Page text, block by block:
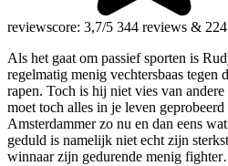
reviewscore: 3,7/5 344 reviews &
Als het gaat om passief sporten is
regelmatig menig vechtersbaas tegen
rapen. Toch is hij niet vies van
moet toch alles in je leven
Amsterdammer zo nu en dan eens
geduld is namelijk niet echt zijn
winnaar zijn gedurende menig